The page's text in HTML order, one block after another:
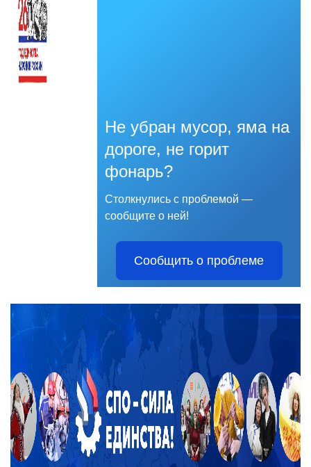
Не убран мусор, яма на
дороге, не горит
фонарь?
Столкнулись с проблемой —
сообщите о ней!
Сообщить о проблеме